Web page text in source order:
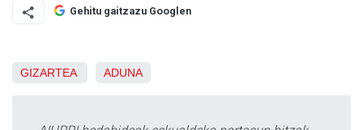
Gehitu gaitzazu Googlen
GIZARTEA ADUNA